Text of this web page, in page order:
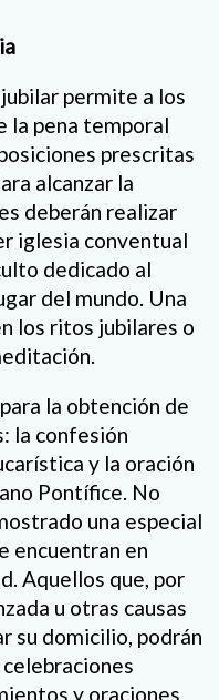
permite a los
la pena temporal
prescritas
alcanzar la
deberán realizar
iglesia conventual
dedicado al
del mundo. Una
los ritos jubilares o
la obtención de
la confesión
y la oración
Pontífice. No
una especial
encuentran en
Aquellos que, por
u otras causas
su domicilio, podrán
y oraciones